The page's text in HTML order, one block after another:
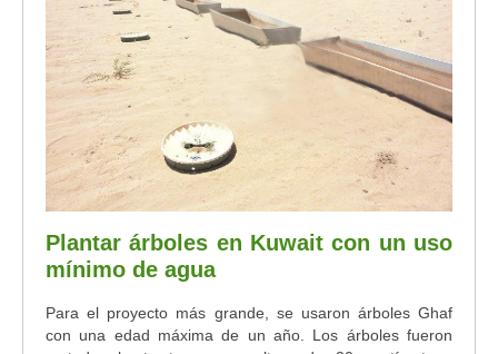
Plantar árboles en Kuwait con un uso
mínimo de agua
Para el proyecto más grande, se usaron árboles Ghaf
con una edad máxima de un año. Los árboles fueron